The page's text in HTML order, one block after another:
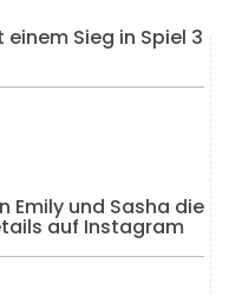
Sieg in Spiel 3
Emily und Sasha die
auf Instagram